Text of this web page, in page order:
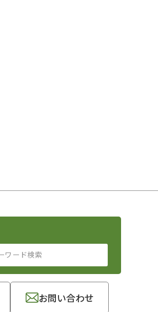
お問い合わせ